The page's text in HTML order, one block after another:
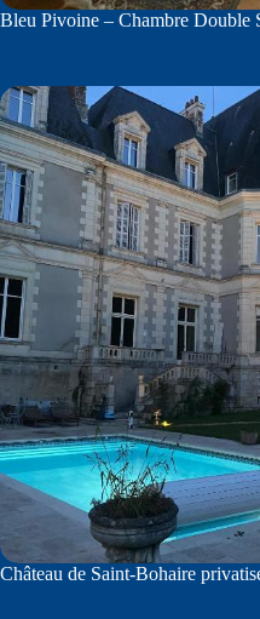
Bleu Pivoine – Chambre Double
Château de Saint-Bohaire